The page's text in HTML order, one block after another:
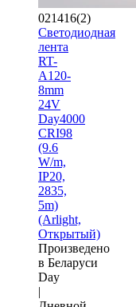
021416(2)
Светодиодная
лента
RT-
A120-
8mm
24V
Day4000
CRI98
(9.6
W/m,
IP20,
2835,
5m)
(Arlight,
Открытый)
Произведено
в Беларуси
Day
|